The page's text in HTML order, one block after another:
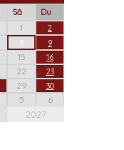
Sâ
Du
1 2
8 9
15 16
22 23
29 30
5 6
2027